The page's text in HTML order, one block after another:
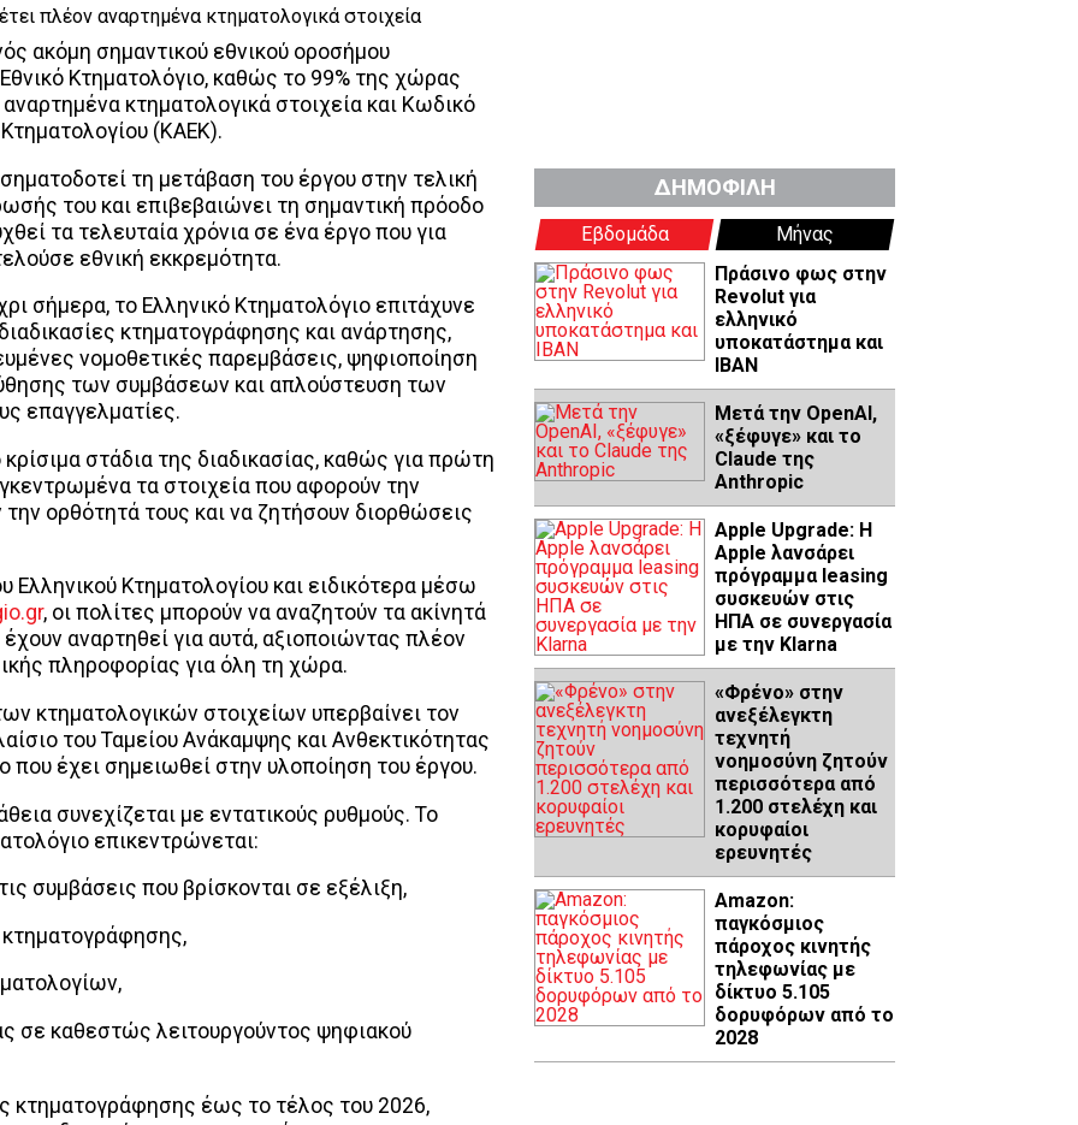
ακόμη σημαντικού εθνικού οροσήμου
Κτηματολόγιο, καθώς το 99% της χώρας
κτηματολογικά στοιχεία και Κωδικό
(ΚΑΕΚ).
τη μετάβαση του έργου στην τελική
του και επιβεβαιώνει τη σημαντική πρόοδο
τα τελευταία χρόνια σε ένα έργο που για
εθνική εκκρεμότητα.
σήμερα, το Ελληνικό Κτηματολόγιο επιτάχυνε
κτηματογράφησης και ανάρτησης,
νομοθετικές παρεμβάσεις, ψηφιοποίηση
των συμβάσεων και απλούστευση των
επαγγελματίες.
στάδια της διαδικασίας, καθώς για πρώτη
τα στοιχεία που αφορούν την
την ορθότητά τους και να ζητήσουν διορθώσεις
Κτηματολογίου και ειδικότερα μέσω
, οι πολίτες μπορούν να αναζητούν τα ακίνητά
αναρτηθεί για αυτά, αξιοποιώντας πλέον
πληροφορίας για όλη τη χώρα.
κτηματολογικών στοιχείων υπερβαίνει τον
του Ταμείου Ανάκαμψης και Ανθεκτικότητας
που έχει σημειωθεί στην υλοποίηση του έργου.
συνεχίζεται με εντατικούς ρυθμούς. Το
επικεντρώνεται:
συμβάσεις που βρίσκονται σε εξέλιξη,
σε καθεστώς λειτουργούντος ψηφιακού
κτηματογράφησης έως το τέλος του 2026,
ΔΗΜΟΦΙΛΗ
Εβδομάδα
Μήνας
Πράσινο φως στην
Revolut για
ελληνικό
υποκατάστημα και
IBAN
Μετά την OpenAI,
«ξέφυγε» και το
Claude της
Anthropic
Apple Upgrade: Η
Apple λανσάρει
πρόγραμμα leasing
συσκευών στις
ΗΠΑ σε συνεργασία
με την Klarna
«Φρένο» στην
ανεξέλεγκτη
τεχνητή
νοημοσύνη ζητούν
περισσότερα από
1.200 στελέχη και
κορυφαίοι
ερευνητές
Amazon:
παγκόσμιος
πάροχος κινητής
τηλεφωνίας με
δίκτυο 5.105
δορυφόρων από το
2028